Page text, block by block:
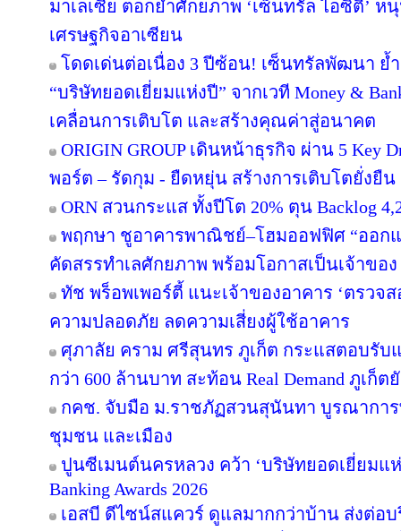
มาเลเซีย ตอกย้ำศักยภาพ ‘เซ็นทรัล ไอซิตี้’
เศรษฐกิจอาเซียน
โดดเด่นต่อเนื่อง 3 ปีซ้อน! เซ็นทรัลพัฒนา ย้ำ
“บริษัทยอดเยี่ยมแห่งปี” จากเวที Money &
เคลื่อนการเติบโต และสร้างคุณค่าสู่อนาคต
ORIGIN GROUP เดินหน้าธุรกิจ ผ่าน 5 Key
พอร์ต – รัดกุม - ยืดหยุ่น สร้างการเติบโตยั่งยื
ORN สวนกระแส ทั้งปีโต 20% ตุน Backlog
พฤกษา ชูอาคารพาณิชย์–โฮมออฟฟิศ “ออก
คัดสรรทำเลศักยภาพ พร้อมโอกาสเป็นเจ้าของ
ทัช พร็อพเพอร์ตี้ แนะเจ้าของอาคาร ‘ตรวจ
ความปลอดภัย ลดความเสี่ยงผู้ใช้อาคาร
ศุภาลัย คราม ศรีสุนทร ภูเก็ต กระแสตอบรับ
กว่า 600 ล้านบาท สะท้อน Real Demand ภูเก็ต
กคช. จับมือ ม.ราชภัฏสวนสุนันทา บูรณากา
ชุมชน และเมือง
ปูนซีเมนต์นครหลวง คว้า ‘บริษัทยอดเยี่ยมแห่
Banking Awards 2026
เอสบี ดีไซน์สแควร์ ดูแลมากกว่าบ้าน ส่งต่อ